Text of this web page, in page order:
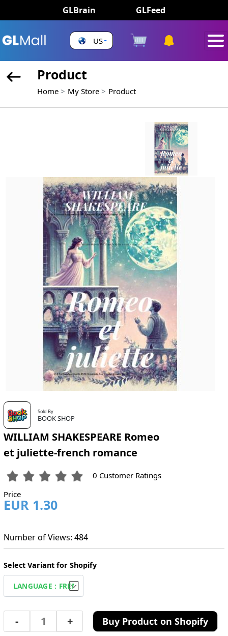
GLBrain GLFeed
US
Product
Home My Store Product
Sold By
BOOK SHOP
WILLIAM SHAKESPEARE Romeo
et juliette-french romance
0 Customer Ratings
Price
EUR 1.30
Number of Views: 484
Select Variant for Shopify
- + Buy Product on Shopify